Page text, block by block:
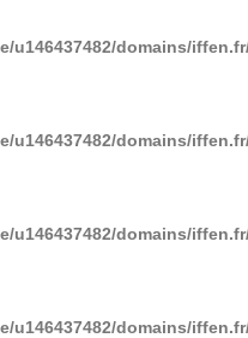
u146437482/domains/
u146437482/domains/
u146437482/domains/
u146437482/domains/